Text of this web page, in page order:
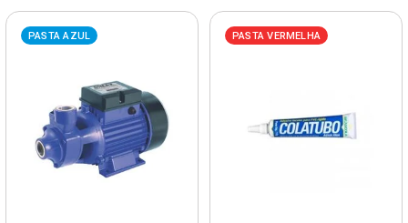
PASTA AZUL PASTA VERMELHA